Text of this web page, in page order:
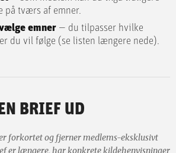
på tværs af emner.
emner — du tilpasser hvilke
du vil følge (se listen længere nede).
BRIEF UD
forkortet og fjerner medlems-eksklusivt
er længere, har konkrete kildehenvisninger